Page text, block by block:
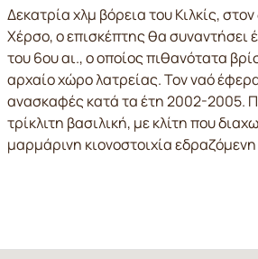
Δεκατρία χλμ βόρεια του Κιλκίς,
Χέρσο, ο επισκέπτης θα συναντήσει
του 6ου αι., ο οποίος πιθανότατα
αρχαίο χώρο λατρείας. Τον ναό
ανασκαφές κατά τα έτη 2002-2005.
τρίκλιτη βασιλική, με κλίτη που
μαρμάρινη κιονοστοιχία